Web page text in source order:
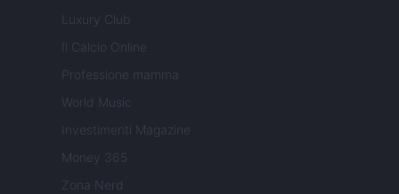
Luxury Club
Il Calcio Online
Professione mamma
World Music
Investimenti Magazine
Money 365
Zona Nerd